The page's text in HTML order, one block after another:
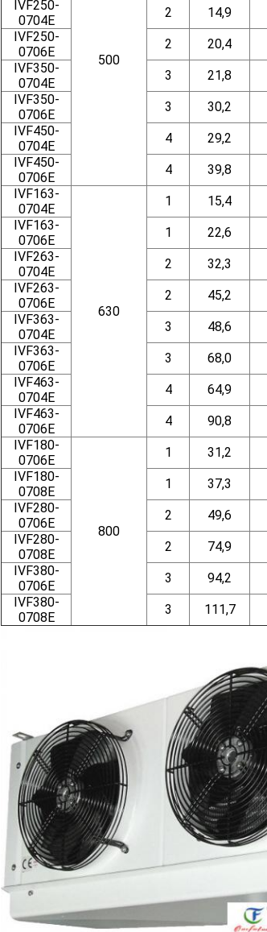
500
IVF250-
0704E
2 14,9
IVF250-
0706E
2 20,4
IVF350-
0704E
3 21,8
IVF350-
0706E
3 30,2
IVF450-
0704E
4 29,2
IVF450-
0706E
4 39,8
IVF163-
0704E
630
1 15,4
IVF163-
0706E
1 22,6
IVF263-
0704E
2 32,3
IVF263-
0706E
2 45,2
IVF363-
0704E
3 48,6
IVF363-
0706E
3 68,0
IVF463-
0704E
4 64,9
IVF463-
0706E
4 90,8
IVF180-
0706E
800
1 31,2
IVF180-
0708E
1 37,3
IVF280-
0706E
2 49,6
IVF280-
0708E
2 74,9
IVF380-
0706E
3 94,2
IVF380-
0708E
3 111,7